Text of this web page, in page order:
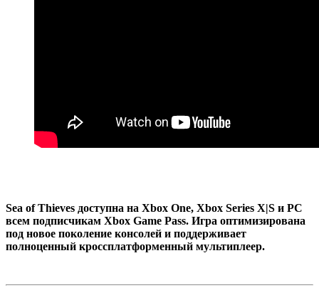
Sea of Thieves доступна на Xbox One, Xbox Series X|S и PC
всем подписчикам Xbox Game Pass. Игра оптимизирована
под новое поколение консолей и поддерживает
полноценный кроссплатформенный мультиплеер.